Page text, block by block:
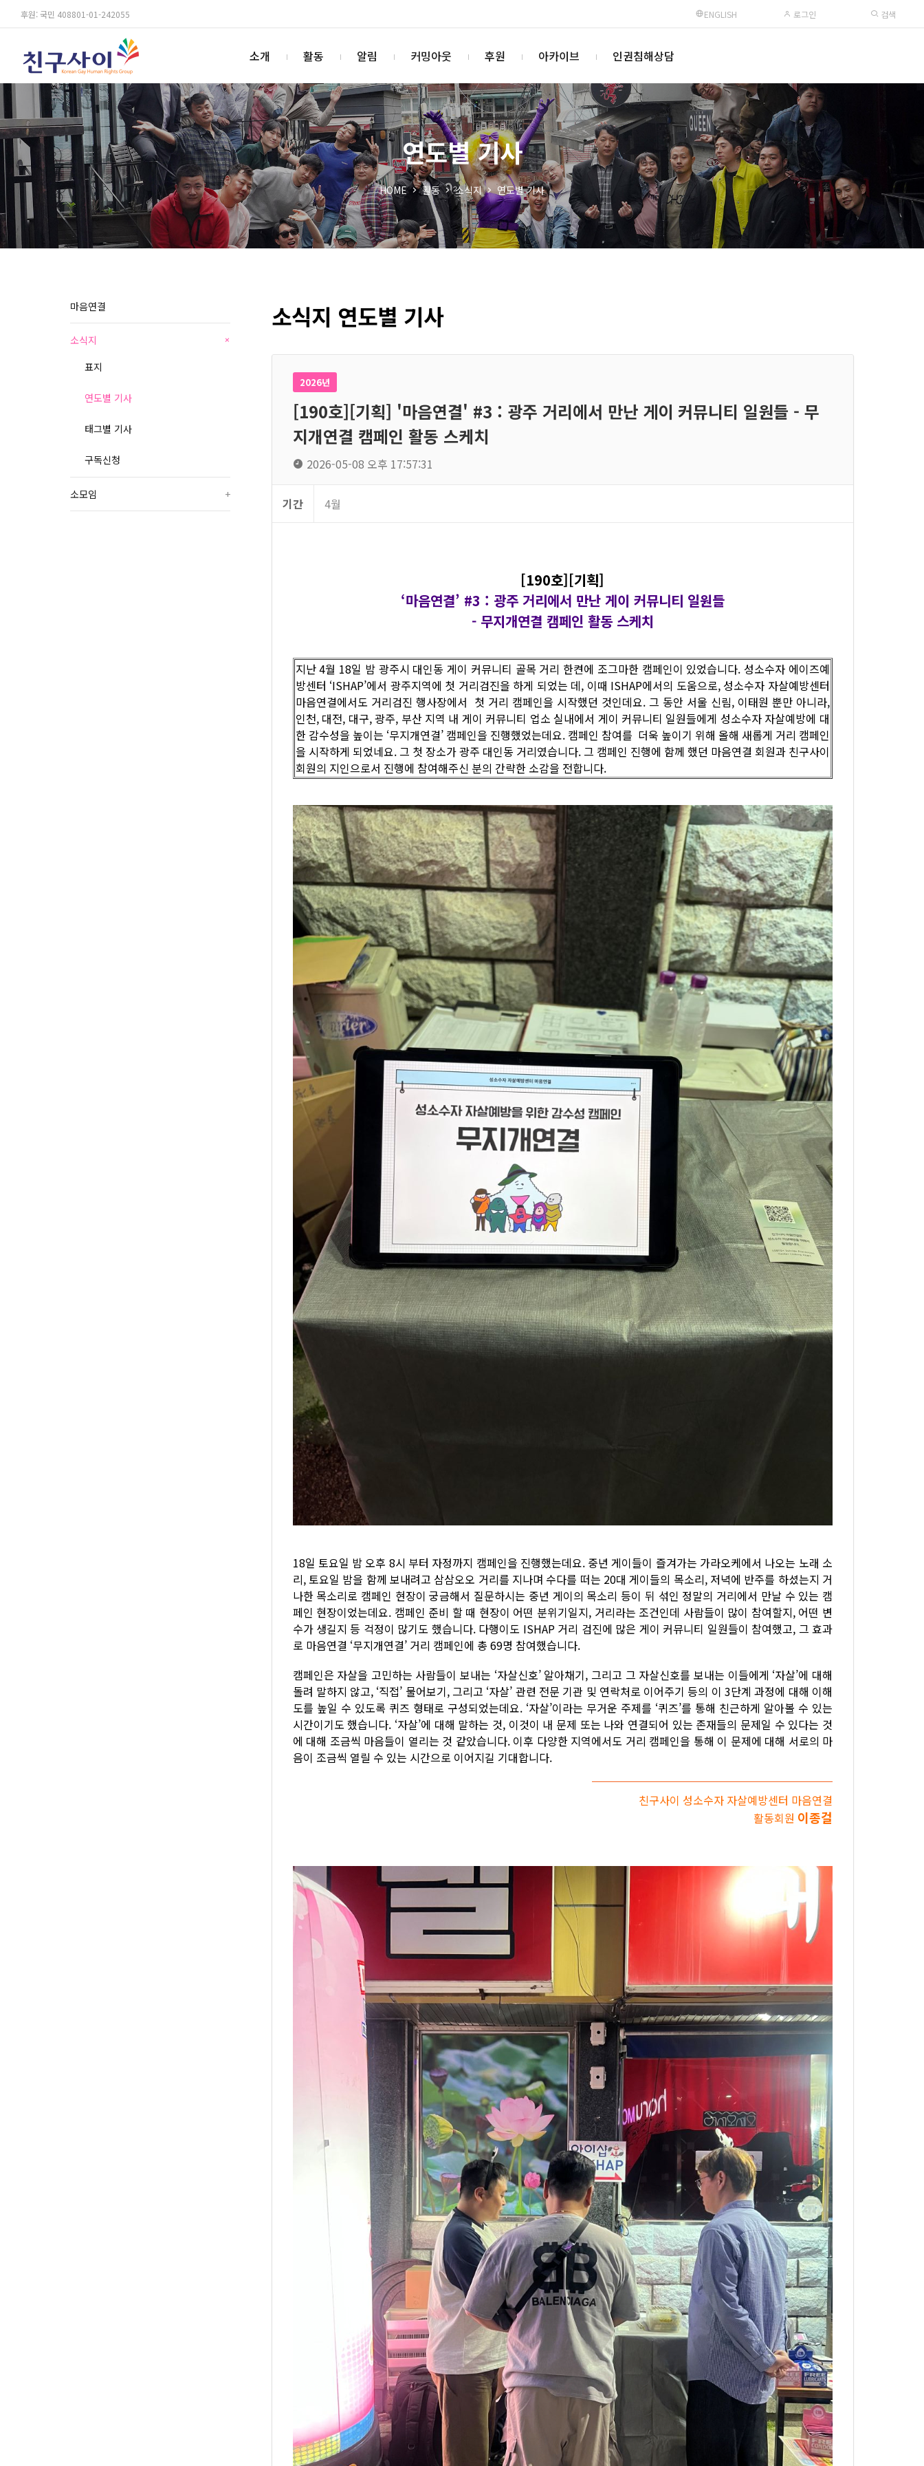
후원: 국민 408801-01-242055 ENGLISH 로그인 검색
소개 활동 알림 커밍아웃 후원 아카이브 인권침해상담
연도별 기사
HOME 활동 소식지 연도별 기사
마음연결
소식지 +
표지
연도별 기사
태그별 기사
구독신청
소모임 +
소식지 연도별 기사
2026년
[190호][기획] '마음연결' #3 : 광주 거리에서 만난 게이 커뮤니티 일원들 - 무
지개연결 캠페인 활동 스케치
2026-05-08 오후 17:57:31
기간 4월
[190호][기획]
‘마음연결’ #3 : 광주 거리에서 만난 게이 커뮤니티 일원들
- 무지개연결 캠페인 활동 스케치
지난 4월 18일 밤 광주시 대인동 게이 커뮤니티 골목 거리 한켠에 조그마한 캠페인이 있었습니다. 성소수자 에이즈예
방센터 ‘ISHAP’에서 광주지역에 첫 거리검진을 하게 되었는 데, 이때 ISHAP에서의 도움으로, 성소수자 자살예방센터
마음연결에서도 거리검진 행사장에서 첫 거리 캠페인을 시작했던 것인데요. 그 동안 서울 신림, 이태원 뿐만 아니라,
인천, 대전, 대구, 광주, 부산 지역 내 게이 커뮤니티 업소 실내에서 게이 커뮤니티 일원들에게 성소수자 자살예방에 대
한 감수성을 높이는 ‘무지개연결’ 캠페인을 진행했었는데요. 캠페인 참여를 더욱 높이기 위해 올해 새롭게 거리 캠페인
을 시작하게 되었네요. 그 첫 장소가 광주 대인동 거리였습니다. 그 캠페인 진행에 함께 했던 마음연결 회원과 친구사이
회원의 지인으로서 진행에 참여해주신 분의 간략한 소감을 전합니다.
18일 토요일 밤 오후 8시 부터 자정까지 캠페인을 진행했는데요. 중년 게이들이 즐겨가는 가라오케에서 나오는 노래 소
리, 토요일 밤을 함께 보내려고 삼삼오오 거리를 지나며 수다를 떠는 20대 게이들의 목소리, 저녁에 반주를 하셨는지 거
나한 목소리로 캠페인 현장이 궁금해서 질문하시는 중년 게이의 목소리 등이 뒤 섞인 정말의 거리에서 만날 수 있는 캠
페인 현장이었는데요. 캠페인 준비 할 때 현장이 어떤 분위기일지, 거리라는 조건인데 사람들이 많이 참여할지, 어떤 변
수가 생길지 등 걱정이 많기도 했습니다. 다행이도 ISHAP 거리 검진에 많은 게이 커뮤니티 일원들이 참여했고, 그 효과
로 마음연결 ‘무지개연결’ 거리 캠페인에 총 69명 참여했습니다.
캠페인은 자살을 고민하는 사람들이 보내는 ‘자살신호’ 알아채기, 그리고 그 자살신호를 보내는 이들에게 ‘자살’에 대해
돌려 말하지 않고, ‘직접’ 물어보기, 그리고 ‘자살’ 관련 전문 기관 및 연락처로 이어주기 등의 이 3단계 과정에 대해 이해
도를 높일 수 있도록 퀴즈 형태로 구성되었는데요. ‘자살’이라는 무거운 주제를 ‘퀴즈’를 통해 친근하게 알아볼 수 있는
시간이기도 했습니다. ‘자살’에 대해 말하는 것, 이것이 내 문제 또는 나와 연결되어 있는 존재들의 문제일 수 있다는 것
에 대해 조금씩 마음들이 열리는 것 같았습니다. 이후 다양한 지역에서도 거리 캠페인을 통해 이 문제에 대해 서로의 마
음이 조금씩 열릴 수 있는 시간으로 이어지길 기대합니다.
친구사이 성소수자 자살예방센터 마음연결
활동회원 이종걸